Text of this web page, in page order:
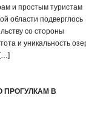
и простым туристам
области подверглось
со стороны
и уникальность
ПРОГУЛКАМ В